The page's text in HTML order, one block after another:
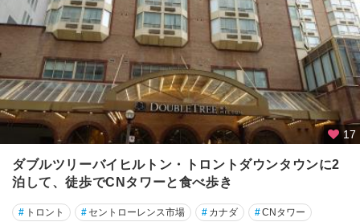
ア
ツ
フ
ォ
ー
ド
ア
ゴ
17
ダブルツリーバイヒルトン・トロントダウンタウンに2
泊して、徒歩でCNタワーと食べ歩き
# トロント #セントローレンス市場 # カナダ #CNタワー